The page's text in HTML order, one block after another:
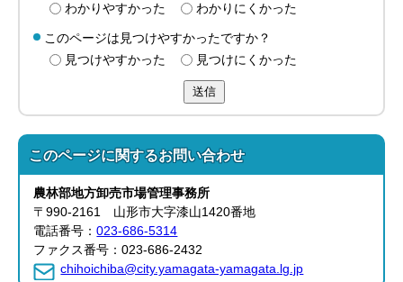
わかりやすかった
わかりにくかった
このページは見つけやすかったですか？
見つけやすかった
見つけにくかった
送信
このページに関するお問い合わせ
農林部地方卸売市場管理事務所
〒990-2161 山形市大字漆山1420番地
電話番号：023-686-5314
ファクス番号：023-686-2432
chihoichiba@city.yamagata-yamagata.lg.jp